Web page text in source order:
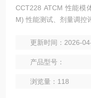
CCT228 ATCM 性能模
M) 性能测试、剂量调控
更新时间：2026-
产品型号：
浏览量：118